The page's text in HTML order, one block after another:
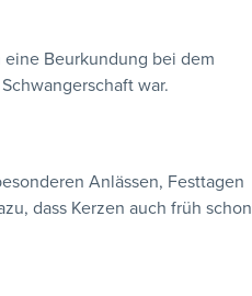
eine Beurkundung bei dem
war.
Anlässen, Festtagen
dass Kerzen auch früh schon